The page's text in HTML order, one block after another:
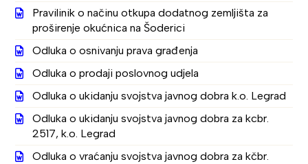
Pravilinik o načinu otkupa dodatnog zemljišta za
proširenje okućnica na Šoderici
Odluka o osnivanju prava građenja
Odluka o prodaji poslovnog udjela
Odluka o ukidanju svojstva javnog dobra k.o. Legrad
Odluka o ukidanju svojstva javnog dobra za kcbr.
2517, k.o. Legrad
Odluka o vraćanju svojstva javnog dobra za kčbr.